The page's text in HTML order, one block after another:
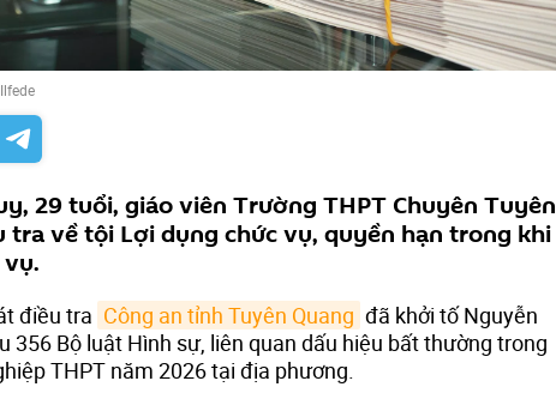
29 tuổi, giáo viên Trường THPT Chuyên Tuyên
tra về tội Lợi dụng chức vụ, quyền hạn trong khi
điều tra Công an tỉnh Tuyên Quang đã khởi tố Nguyễn
356 Bộ luật Hình sự, liên quan dấu hiệu bất thường trong
THPT năm 2026 tại địa phương.